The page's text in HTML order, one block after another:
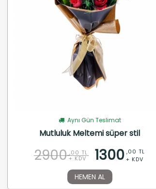
Aynı Gün Teslimat
Mutluluk Meltemi süper stil
2900 ,00 TL
+ KDV 1300 ,00 TL
+ KDV
HEMEN AL